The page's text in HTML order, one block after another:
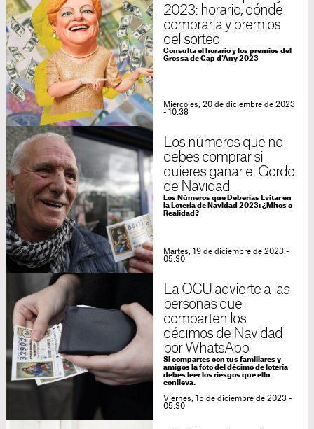
2023: horario, dónde
comprarla y premios
del sorteo
Consulta el horario y los premios del
Grossa de Cap d'Any 2023
Miércoles, 20 de diciembre de 2023
- 10:38
Los números que no
debes comprar si
quieres ganar el Gordo
de Navidad
Los Números que Deberías Evitar en
la Lotería de Navidad 2023: ¿Mitos o
Realidad?
Martes, 19 de diciembre de 2023 -
05:30
La OCU advierte a las
personas que
comparten los
décimos de Navidad
por WhatsApp
Si compartes con tus familiares y
amigos la foto del décimo de lotería
debes leer los riesgos que ello
conlleva.
Viernes, 15 de diciembre de 2023 -
05:30